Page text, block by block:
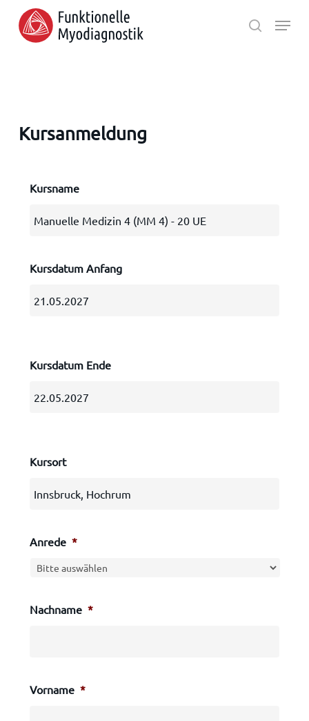
main
search
Menu
Kursanmeldung
Kursname
Kursdatum Anfang
Kursdatum Ende
Kursort
Anrede *
Nachname *
Vorname *